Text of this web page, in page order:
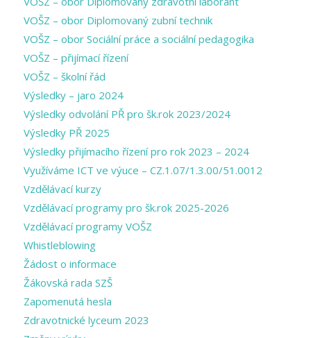
VOŠZ – obor Diplomovaný zubní technik
VOŠZ – obor Sociální práce a sociální pedagogika
VOŠZ – přijímací řízení
VOŠZ – školní řád
Výsledky – jaro 2024
Výsledky odvolání PŘ pro šk.rok 2023/2024
Výsledky PŘ 2025
Výsledky přijímacího řízení pro rok 2023 – 2024
Využíváme ICT ve výuce – CZ.1.07/1.3.00/51.0012
Vzdělávací kurzy
Vzdělávací programy pro šk.rok 2025-2026
Vzdělávací programy VOŠZ
Whistleblowing
Žádost o informace
Žákovská rada SZŠ
Zapomenutá hesla
Zdravotnické lyceum 2023